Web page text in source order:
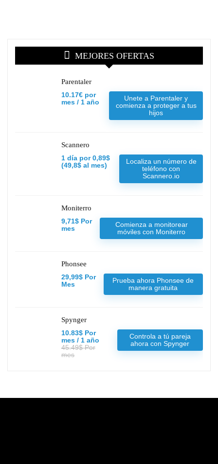
MEJORES OFERTAS
Parentaler
10.17€ por
mes / 1 año
Unete a Parentaler y
comienza a proteger a tus
hijos
Scannero
1 día por 0,89$
(49,8$ al mes)
Localiza un número de
teléfono con
Scannero.io
Moniterro
9,71$ Por
mes
Comienza a monitorear
móviles con Moniterro
Phonsee
29,99$ Por
Mes
Prueba ahora Phonsee de
manera gratuita
Spynger
10.83$ Por
mes / 1 año
45.49$ Por
mes
Controla a tú pareja
ahora con Spynger